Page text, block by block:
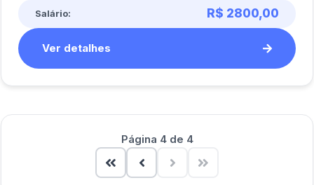
Salário: R$ 2800,00
Ver detalhes
Página 4 de 4